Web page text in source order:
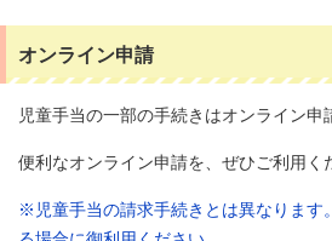
オンライン申請
児童手当の一部の手続きはオンライン申
便利なオンライン申請を、ぜひご利用く
※児童手当の請求手続きとは異なります